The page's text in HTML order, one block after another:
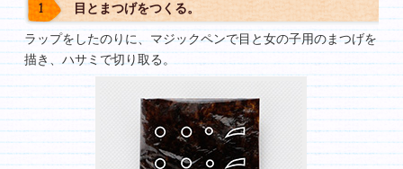
目とまつげをつくる。
ラップをしたのりに、マジックペンで目と女の子用のまつげを
描き、ハサミで切り取る。